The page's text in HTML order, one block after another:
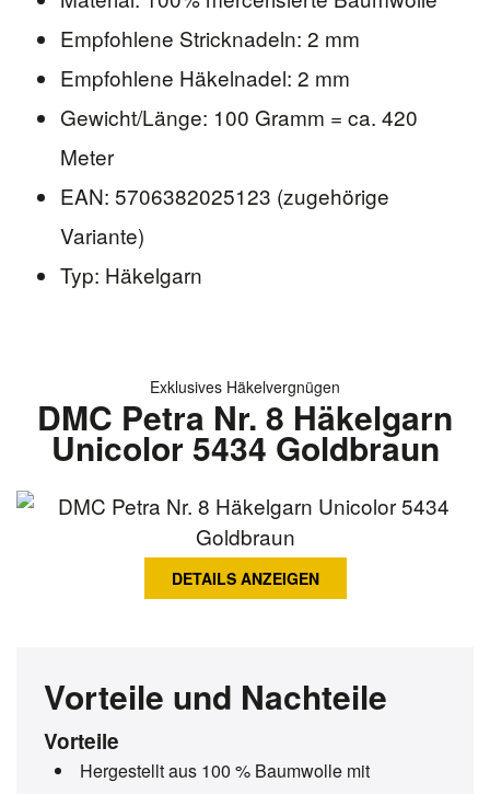
Empfohlene Stricknadeln: 2 mm
Empfohlene Häkelnadel: 2 mm
Gewicht/Länge: 100 Gramm = ca. 420
Meter
EAN: 5706382025123 (zugehörige
Variante)
Typ: Häkelgarn
Exklusives Häkelvergnügen
DMC Petra Nr. 8 Häkelgarn
Unicolor 5434 Goldbraun
Vorteile und Nachteile
Vorteile
Hergestellt aus 100 % Baumwolle mit
DETAILS ANZEIGEN